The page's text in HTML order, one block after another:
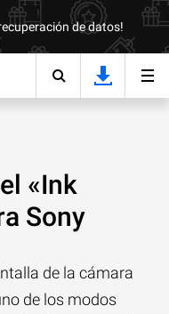
de datos!
«Ink
Sony
de la cámara
de los modos